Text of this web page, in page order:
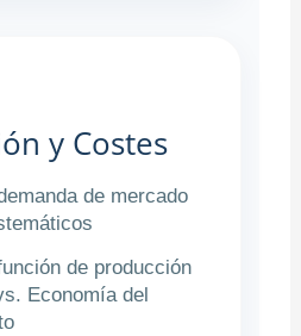
y Costes
de mercado
de producción
Economía del